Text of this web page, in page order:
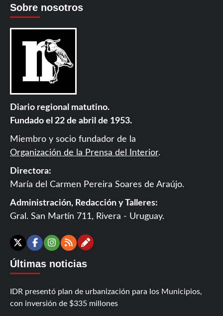
Sobre nosotros
Diario regional matutino.
Fundado el 22 de abril de 1953.
Miembro y socio fundador de la
Organización de la Prensa del Interior.
Directora:
María del Carmen Pereira Soares de Araújo.
Administración, Redacción y Talleres:
Gral. San Martín 711, Rivera - Uruguay.
X Facebook
Instagram
RSSContáctanos
Últimas noticias
IDR presentó plan de urbanización para los Municipios,
con inversión de $335 millones